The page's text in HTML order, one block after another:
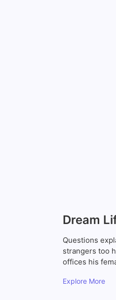
Dream
Questions
strangers too
offices his
Explore More